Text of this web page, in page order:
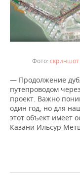
скриншот
— Продолжение
путепроводом
проект. Важно
один год, но для
этот объект имеет
Казани Ильсур